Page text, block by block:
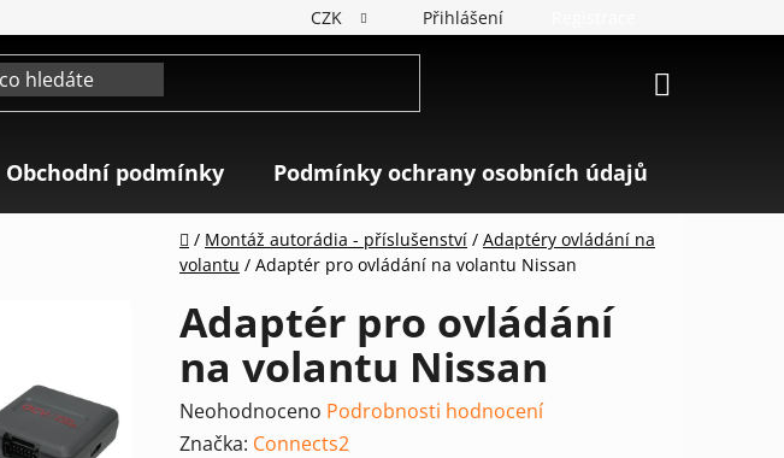
CZK Přihlášení
Obchodní podmínky Podmínky ochrany osobních údajů
Domů
/ Montáž autorádia - příslušenství / Adaptéry ovládání na
volantu / Adaptér pro ovládání na volantu Nissan
Adaptér pro ovládání
na volantu Nissan
Průměrné
hodnocení
Neohodnoceno Podrobnosti hodnocení
Značka: Connects2